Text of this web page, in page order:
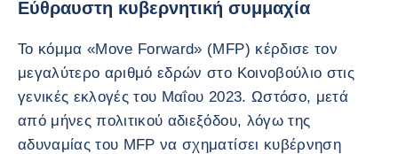
Εύθραυστη κυβερνητική συμμαχία
Το κόμμα «Move Forward» (MFP) κέρδισε τον
μεγαλύτερο αριθμό εδρών στο Κοινοβούλιο στις
γενικές εκλογές του Μαΐου 2023. Ωστόσο, μετά
από μήνες πολιτικού αδιεξόδου, λόγω της
αδυναμίας του MFP να σχηματίσει κυβέρνηση